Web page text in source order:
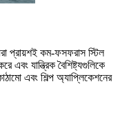
প্রায়শই কম-ফসফরাস স্টিল
এবং যান্ত্রিক বৈশিষ্ট্যগুলিকে
এবং শিল্প অ্যাপ্লিকেশনের